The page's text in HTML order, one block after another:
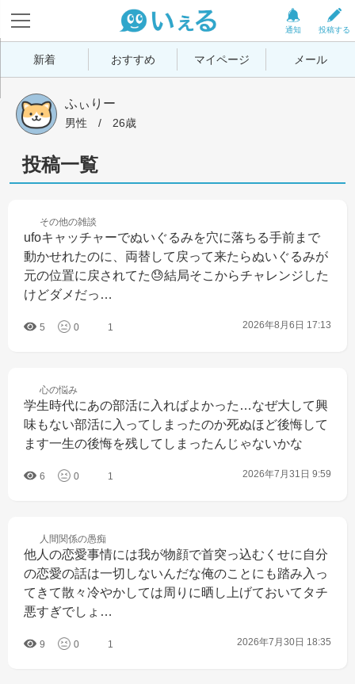
投稿する
通知
新着 おすすめ マイページ メール
ふぃりー
男性 / 26歳
投稿一覧
その他の雑談
ufoキャッチャーでぬいぐるみを穴に落ちる手前まで
動かせれたのに、両替して戻って来たらぬいぐるみが
元の位置に戻されてた😓結局そこからチャレンジした
けどダメだっ…
5 0 1 2026年8月6日 17:13
心の悩み
学生時代にあの部活に入ればよかった…なぜ大して興
味もない部活に入ってしまったのか死ぬほど後悔して
ます一生の後悔を残してしまったんじゃないかな
6 0 1 2026年7月31日 9:59
人間関係の愚痴
他人の恋愛事情には我が物顔で首突っ込むくせに自分
の恋愛の話は一切しないんだな俺のことにも踏み入っ
てきて散々冷やかしては周りに晒し上げておいてタチ
悪すぎでしょ…
9 0 1 2026年7月30日 18:35